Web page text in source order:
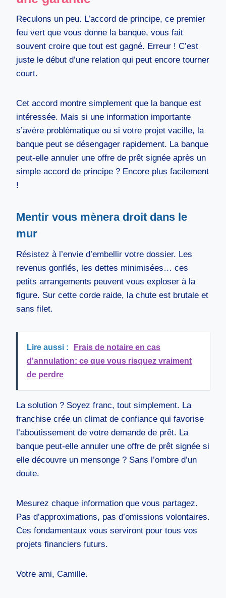
Reculons un peu. L’accord de principe, ce premier
feu vert que vous donne la banque, vous fait
souvent croire que tout est gagné. Erreur ! C’est
juste le début d’une relation qui peut encore tourner
court.
Cet accord montre simplement que la banque est
intéressée. Mais si une information importante
s’avère problématique ou si votre projet vacille, la
banque peut se désengager rapidement. La banque
peut-elle annuler une offre de prêt signée après un
simple accord de principe ? Encore plus facilement
!
Mentir vous mènera droit dans le
mur
Résistez à l’envie d’embellir votre dossier. Les
revenus gonflés, les dettes minimisées… ces
petits arrangements peuvent vous exploser à la
figure. Sur cette corde raide, la chute est brutale et
sans filet.
Lire aussi :
Frais de notaire en cas
d'annulation: ce que vous risquez vraiment
de perdre
La solution ? Soyez franc, tout simplement. La
franchise crée un climat de confiance qui favorise
l’aboutissement de votre demande de prêt. La
banque peut-elle annuler une offre de prêt signée si
elle découvre un mensonge ? Sans l’ombre d’un
doute.
Mesurez chaque information que vous partagez.
Pas d’approximations, pas d’omissions volontaires.
Ces fondamentaux vous serviront pour tous vos
projets financiers futurs.
Votre ami, Camille.